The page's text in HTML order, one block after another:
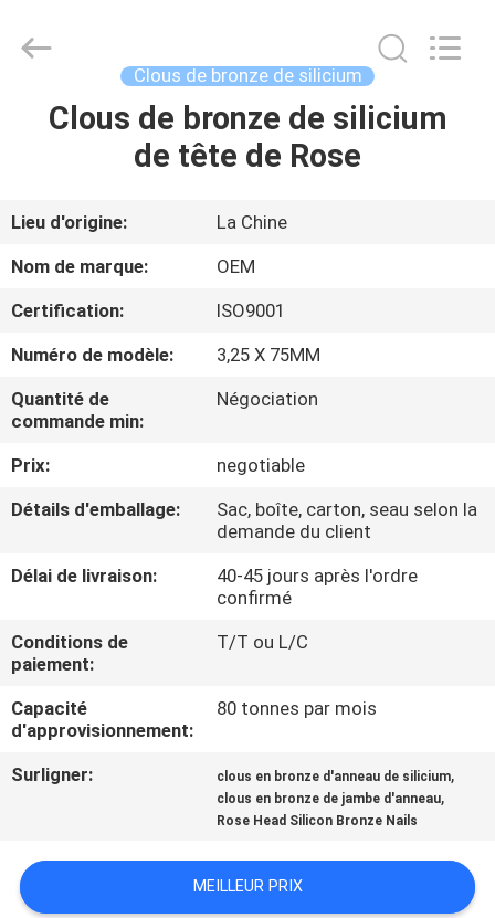
MAISON
AU
SUJET
NOUS
D'USINE
DE
QUALITÉ
CONTACTEZ-
NOUS
CITATION
Business
License.
Clous de bronze de silicium
Clous de bronze de silicium
de tête de Rose
Lieu d'origine:
La Chine
Nom de marque:
OEM
Certification:
ISO9001
Numéro de modèle:
3,25 X 75MM
Quantité de
commande min:
Négociation
Prix:
negotiable
Détails d'emballage:
Sac, boîte, carton, seau selon la
demande du client
Délai de livraison:
40-45 jours après l'ordre
confirmé
Conditions de
paiement:
T/T ou L/C
Capacité
d'approvisionnement:
80 tonnes par mois
Surligner: clous en bronze d'anneau de silicium,
clous en bronze de jambe d'anneau,
Rose Head Silicon Bronze Nails
MEILLEUR PRIX